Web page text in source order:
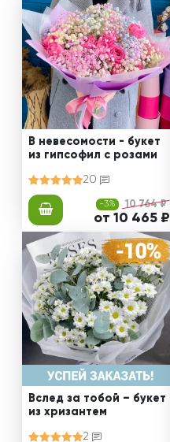
В невесомости - букет
из гипсофил с розами
20
-3% 10 764 ₽
от 10 465 ₽
Вслед за тобой – букет
из хризантем
2